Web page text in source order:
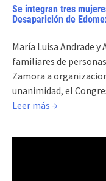
Se integran tres
Desaparición de
María Luisa Andrade
familiares de
Zamora a
unanimidad, el
Leer más →